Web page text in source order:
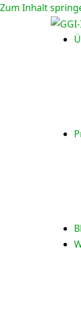
Zum Inhalt